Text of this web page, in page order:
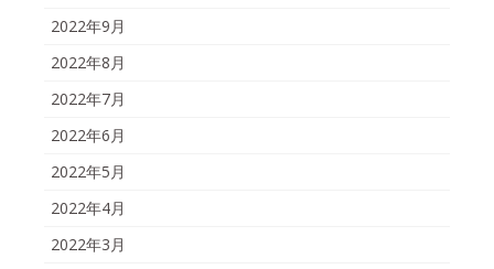
2022年9月
2022年8月
2022年7月
2022年6月
2022年5月
2022年4月
2022年3月